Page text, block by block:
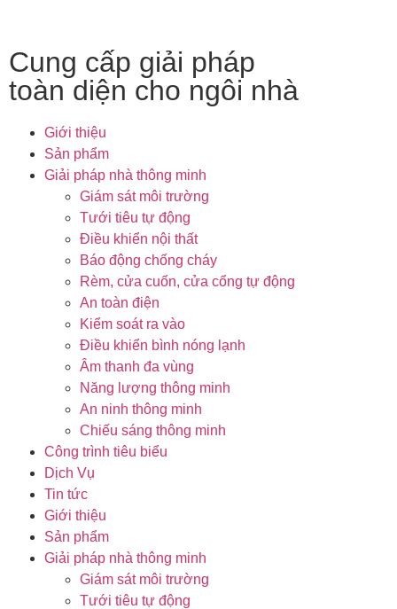
Cung cấp giải pháp
toàn diện cho ngôi nhà
Giới thiệu
Sản phẩm
Giải pháp nhà thông minh
Giám sát môi trường
Tưới tiêu tự động
Điều khiển nội thất
Báo động chống cháy
Rèm, cửa cuốn, cửa cổng tự động
An toàn điện
Kiểm soát ra vào
Điều khiển bình nóng lạnh
Âm thanh đa vùng
Năng lượng thông minh
An ninh thông minh
Chiếu sáng thông minh
Công trình tiêu biểu
Dịch Vụ
Tin tức
Giới thiệu
Sản phẩm
Giải pháp nhà thông minh
Giám sát môi trường
Tưới tiêu tự động